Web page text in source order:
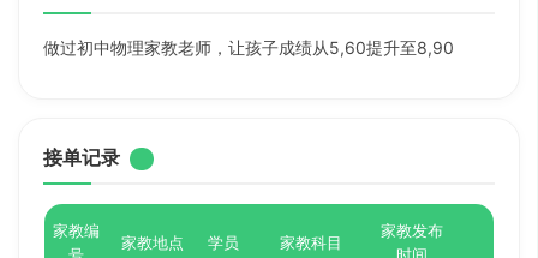
做过初中物理家教老师，让孩子成绩从5,60提升至8,90
接单记录
家教编
号
家教地点 学员 家教科目
家教发布
时间